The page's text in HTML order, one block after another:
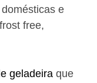
e
free,
geladeira que